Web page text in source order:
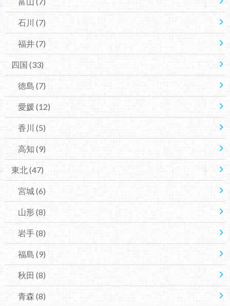
石川 (7)
福井(7)
四国 (33)
徳島 (7)
愛媛(12)
香川 (5)
高知 (9)
東北 (47)
宮城 (6)
山形 (8)
岩手(8)
福島 (9)
秋田 (8)
青森 (8)